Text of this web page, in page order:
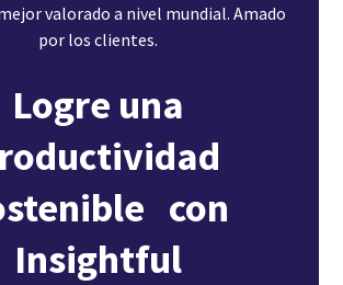
valorado a nivel mundial. Amado
por los clientes.
Logre una
con
Insightful